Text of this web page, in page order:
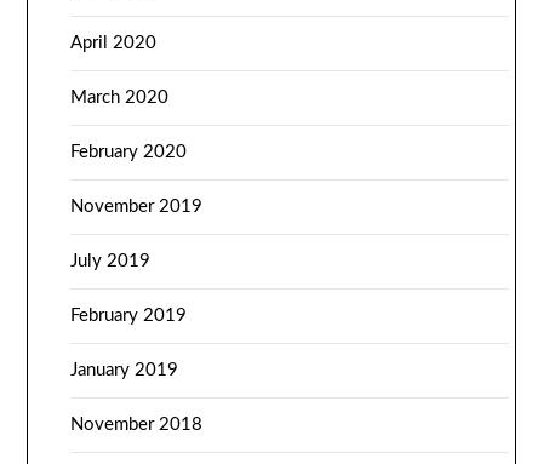
April 2020
March 2020
February 2020
November 2019
July 2019
February 2019
January 2019
November 2018